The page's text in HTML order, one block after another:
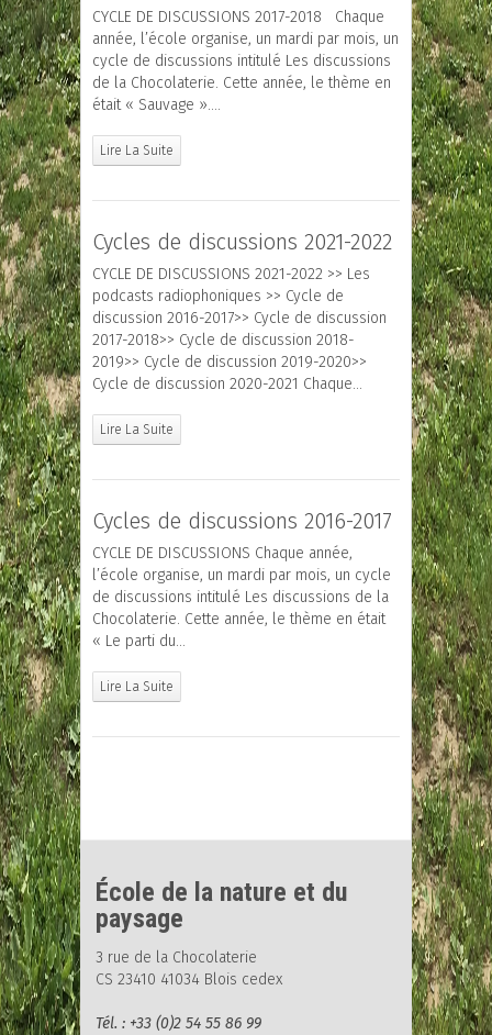
CYCLE DE DISCUSSIONS 2017-2018 Chaque
année, l’école organise, un mardi par mois, un
cycle de discussions intitulé Les discussions
de la Chocolaterie. Cette année, le thème en
était « Sauvage »….
Lire La Suite
Cycles de discussions 2021-2022
CYCLE DE DISCUSSIONS 2021-2022 >> Les
podcasts radiophoniques >> Cycle de
discussion 2016-2017>> Cycle de discussion
2017-2018>> Cycle de discussion 2018-
2019>> Cycle de discussion 2019-2020>>
Cycle de discussion 2020-2021 Chaque…
Lire La Suite
Cycles de discussions 2016-2017
CYCLE DE DISCUSSIONS Chaque année,
l’école organise, un mardi par mois, un cycle
de discussions intitulé Les discussions de la
Chocolaterie. Cette année, le thème en était
« Le parti du…
Lire La Suite
École de la nature et du
paysage
3 rue de la Chocolaterie
CS 23410 41034 Blois cedex
Tél. : +33 (0)2 54 55 86 99